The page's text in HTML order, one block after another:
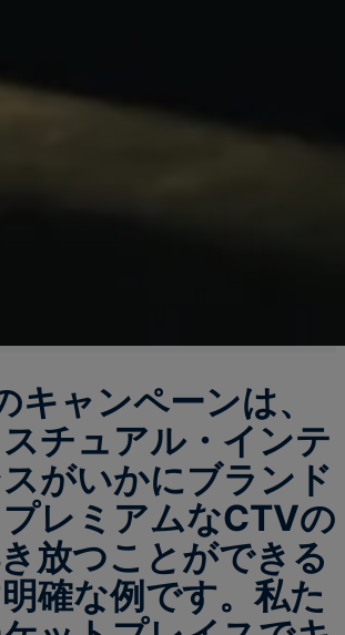
キャンペーンは、
チュアル・インテ
がいかにブランド
レミアムなCTVの
放つことができる
確な例です。私た